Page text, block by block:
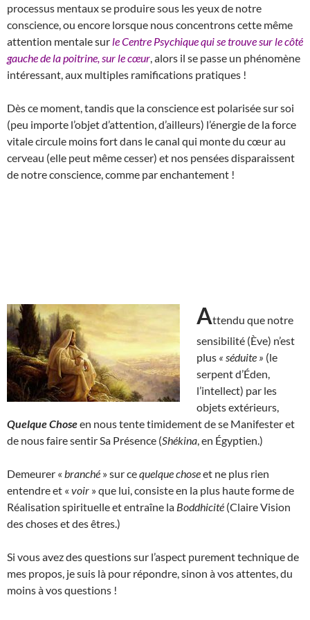
processus mentaux se produire sous les yeux de notre
conscience, ou encore lorsque nous concentrons cette même
attention mentale sur le Centre Psychique qui se trouve sur le côté
gauche de la poitrine, sur le cœur , alors il se passe un phénomène
intéressant, aux multiples ramifications pratiques !
Dès ce moment, tandis que la conscience est polarisée sur soi
(peu importe l’objet d’attention, d’ailleurs) l’énergie de la force
vitale circule moins fort dans le canal qui monte du cœur au
cerveau (elle peut même cesser) et nos pensées disparaissent
de notre conscience, comme par enchantement !
Attendu que notre
sensibilité (Ève) n’est
plus « séduite » (le
serpent d’Éden,
l’intellect) par les
objets extérieurs,
Quelque Choseen nous tente timidement de se Manifester et
de nous faire sentir Sa Présence (Shékina , en Égyptien.)
Demeurer « branché » sur cequelque choseet ne plus rien
entendre et « voir » que lui, consiste en la plus haute forme de
Réalisation spirituelle et entraîne la Boddhicité (Claire Vision
des choses et des êtres.)
Si vous avez des questions sur l’aspect purement technique de
mes propos, je suis là pour répondre, sinon à vos attentes, du
moins à vos questions !